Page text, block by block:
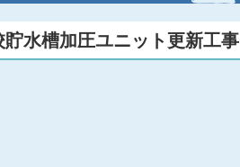
水槽加圧ユニット更新工事